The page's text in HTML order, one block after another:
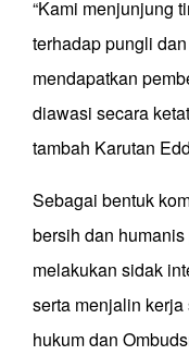
“Kami menjunjung
terhadap pungli
mendapatkan
diawasi secara
tambah Karutan
Sebagai bentuk
bersih dan
melakukan sidak
serta menjalin
hukum dan